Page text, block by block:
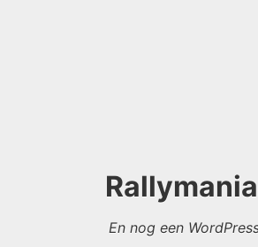
En nog een